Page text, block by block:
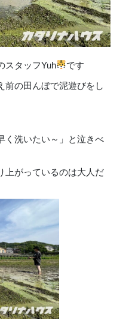
スタッフYuh
です
前の田んぼで泥遊びをし
く洗いたい～」と泣きべ
上がっているのは大人だ